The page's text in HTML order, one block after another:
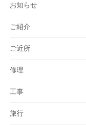
お知らせ
ご紹介
ご近所
修理
工事
旅行